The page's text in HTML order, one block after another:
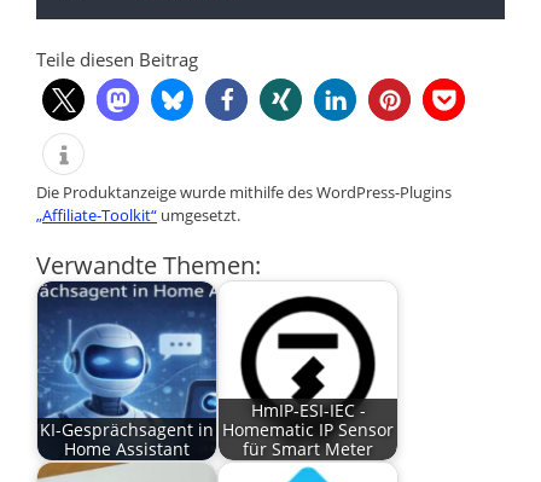
Teile diesen Beitrag
Die Produktanzeige wurde mithilfe des WordPress-Plugins
„Affiliate-Toolkit“ umgesetzt.
Verwandte Themen:
KI-Gesprächsagent in
Home Assistant
HmIP-ESI-IEC -
Homematic IP Sensor
für Smart Meter